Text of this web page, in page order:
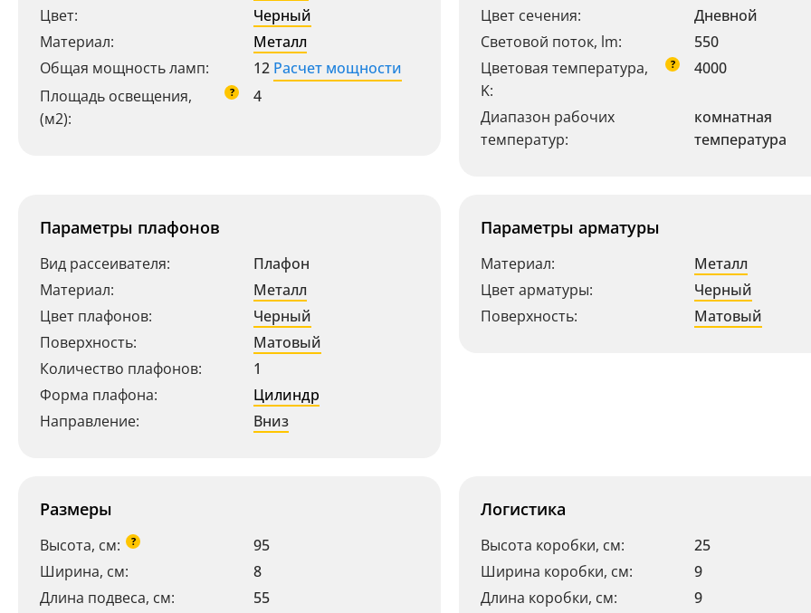
Ваш регион:
+7 (800) 775-63-32 - бесплатно по России
+7 (495) 255-03-21- бесплатная доставка
Цвет:
Черный
Материал:
Металл
Общая мощность ламп:
12 Расчет мощности
Площадь освещения,
(м2):
? 4
Цвет сечения:
Дневной
Световой поток, lm:
550
Цветовая температура,
K:
? 4000
Диапазон рабочих
температур:
комнатная
температура
Параметры плафонов
Вид рассеивателя:
Плафон
Материал:
Металл
Цвет плафонов:
Черный
Поверхность:
Матовый
Количество плафонов:
1
Форма плафона:
Цилиндр
Направление:
Вниз
Параметры арматуры
Материал:
Металл
Цвет арматуры:
Черный
Поверхность:
Матовый
Размеры
Высота, см: ?
95
Ширина, см:
8
Длина подвеса, см:
55
Логистика
Высота коробки, см:
25
Ширина коробки, см:
9
Длина коробки, см:
9